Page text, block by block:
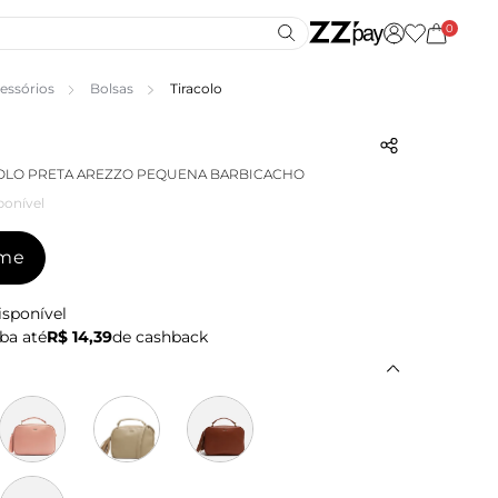
0
Bolsas Tiracolo
PRETA AREZZO PEQUENA BARBICACHO
atéR$ 14,39de cashback